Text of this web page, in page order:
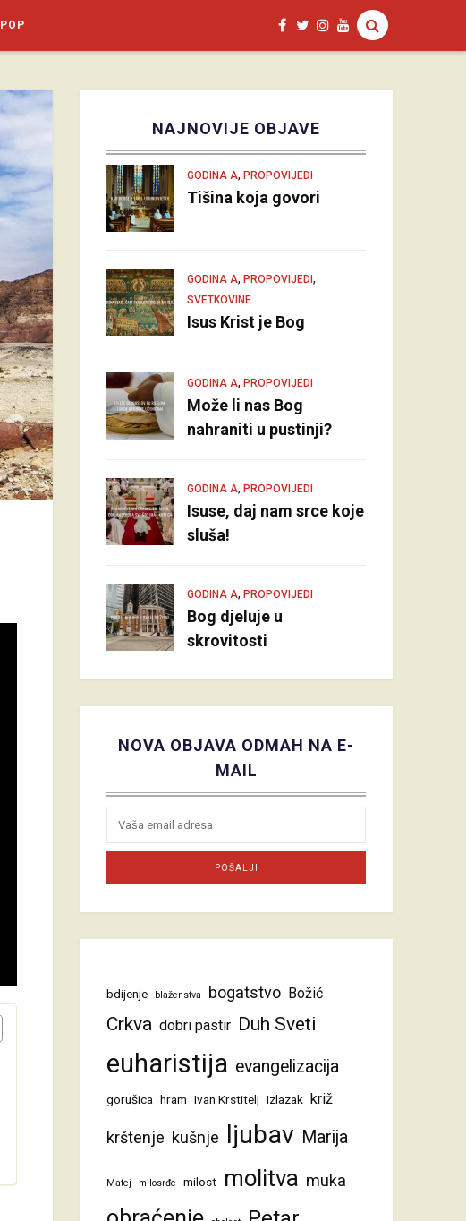
IPOP
NAJNOVIJE OBJAVE
GODINA A, PROPOVIJEDI
Tišina koja govori
GODINA A, PROPOVIJEDI ,
SVETKOVINE
Isus Krist je Bog
GODINA A, PROPOVIJEDI
Može li nas Bog
nahraniti u pustinji?
GODINA A, PROPOVIJEDI
Isuse, daj nam srce koje
sluša!
GODINA A, PROPOVIJEDI
Bog djeluje u
skrovitosti
NOVA OBJAVA ODMAH NA E-
MAIL
bdijenje blaženstva bogatstvo Božić
Crkva dobri pastir Duh Sveti
euharistija evangelizacija
gorušica hram Ivan Krstitelj Izlazak križ
krštenje kušnje ljubav Marija
Matej milosrđe milost molitva muka